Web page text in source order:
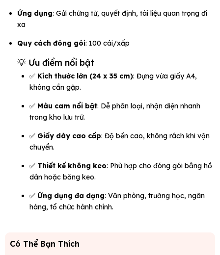
Ứng dụng: Gửi chứng từ, quyết định, tài liệu quan trọng đi
xa
Quy cách đóng gói: 100 cái/xấp
💡 Ưu điểm nổi bật
✅ Kích thước lớn (24 x 35 cm): Đựng vừa giấy A4,
không cần gập.
✅ Màu cam nổi bật: Dễ phân loại, nhận diện nhanh
trong kho lưu trữ.
✅ Giấy dày cao cấp: Độ bền cao, không rách khi vận
chuyển.
✅ Thiết kế không keo: Phù hợp cho đóng gói bằng hồ
dán hoặc băng keo.
✅ Ứng dụng đa dạng: Văn phòng, trường học, ngân
hàng, tổ chức hành chính.
Có Thể Bạn Thích